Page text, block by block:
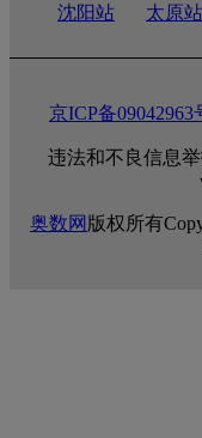
沈阳站
太原站
京ICP备09042963
违法和不良信息举
奥数网 版权所有